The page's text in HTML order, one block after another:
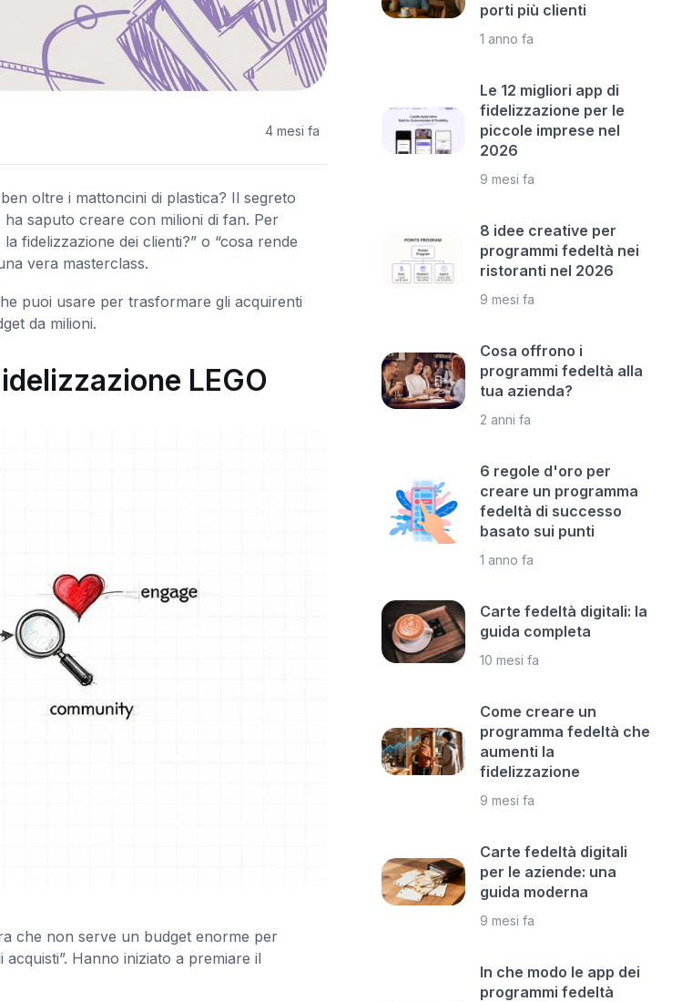
4 mesi fa
oltre i mattoncini di plastica? Il segreto
saputo creare con milioni di fan. Per
fidelizzazione dei clienti?” o “cosa rende
vera masterclass.
puoi usare per trasformare gli acquirenti
da milioni.
LEGO
che non serve un budget enorme per
Hanno iniziato a premiare il
porti più clienti
1 anno fa
Le 12 migliori app di
fidelizzazione per le
piccole imprese nel
2026
9 mesi fa
8 idee creative per
programmi fedeltà nei
ristoranti nel 2026
9 mesi fa
Cosa offrono i
programmi fedeltà alla
tua azienda?
2 anni fa
6 regole d'oro per
creare un programma
fedeltà di successo
basato sui punti
1 anno fa
Carte fedeltà digitali: la
guida completa
10 mesi fa
Come creare un
programma fedeltà che
aumenti la
fidelizzazione
9 mesi fa
Carte fedeltà digitali
per le aziende: una
guida moderna
9 mesi fa
In che modo le app dei
programmi fedeltà